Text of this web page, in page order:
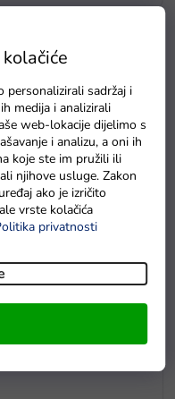
personalizirali sadržaj i
medija i analizirali
web-lokacije dijelimo s
i analizu, a oni ih
koje ste im pružili ili
njihove usluge. Zakon
ako je izričito
vrste kolačića
privatnosti
klavijatura krokodil s
zeleni
zalihi - dostava do